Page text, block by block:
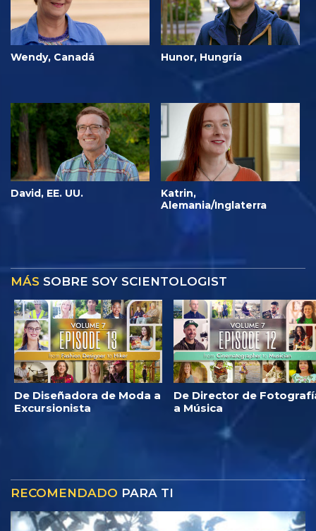
Wendy, Canadá Hunor, Hungría
David, EE. UU.
Katrin,
Alemania/Inglaterra
MÁS SOBRE SOY SCIENTOLOGIST
De Diseñadora de Moda a
Excursionista
De Director de
a Música
RECOMENDADO PARA TI